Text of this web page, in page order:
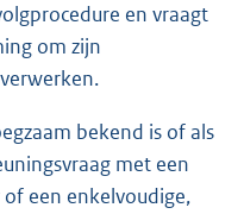
en vraagt
om zijn
bekend is of als
met een
een enkelvoudige,